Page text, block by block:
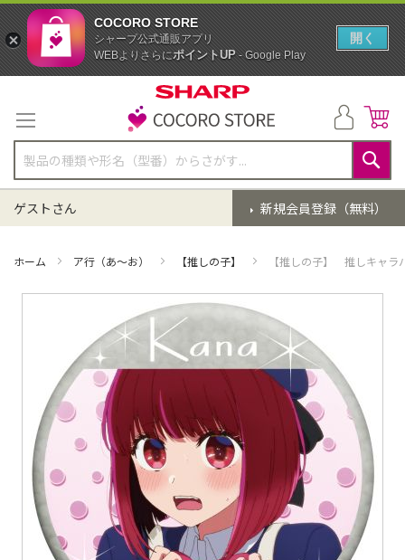
テ
ン
ツ
に
ス
キ
ッ
検
索
新規会員登録（無料）
ゲストさん
ホーム ア行（あ～お） 【推しの子】 【推しの子】 推しキャラ
の
最
COCORO STORE
シャープ公式通販アプリ
WEBよりさらにポイントUP- Google Play
開く